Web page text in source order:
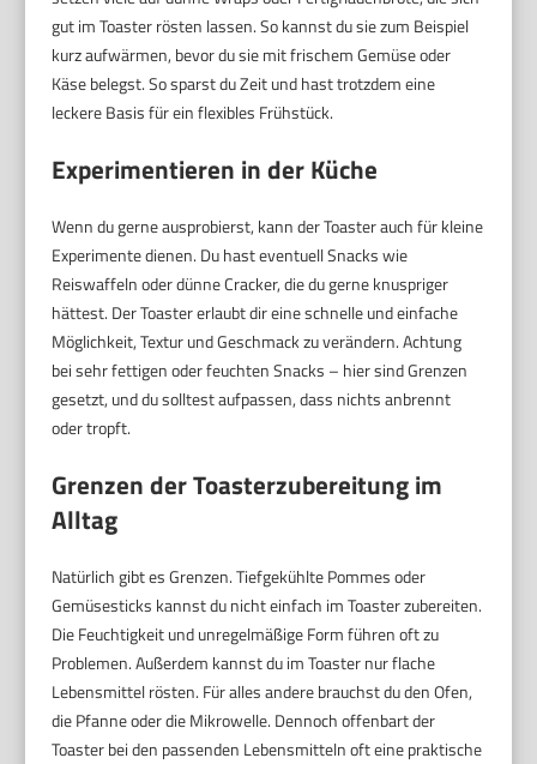
gut im Toaster rösten lassen. So kannst du sie zum Beispiel
kurz aufwärmen, bevor du sie mit frischem Gemüse oder
Käse belegst. So sparst du Zeit und hast trotzdem eine
leckere Basis für ein flexibles Frühstück.
Experimentieren in der Küche
Wenn du gerne ausprobierst, kann der Toaster auch für kleine
Experimente dienen. Du hast eventuell Snacks wie
Reiswaffeln oder dünne Cracker, die du gerne knuspriger
hättest. Der Toaster erlaubt dir eine schnelle und einfache
Möglichkeit, Textur und Geschmack zu verändern. Achtung
bei sehr fettigen oder feuchten Snacks – hier sind Grenzen
gesetzt, und du solltest aufpassen, dass nichts anbrennt
oder tropft.
Grenzen der Toasterzubereitung im
Alltag
Natürlich gibt es Grenzen. Tiefgekühlte Pommes oder
Gemüsesticks kannst du nicht einfach im Toaster zubereiten.
Die Feuchtigkeit und unregelmäßige Form führen oft zu
Problemen. Außerdem kannst du im Toaster nur flache
Lebensmittel rösten. Für alles andere brauchst du den Ofen,
die Pfanne oder die Mikrowelle. Dennoch offenbart der
Toaster bei den passenden Lebensmitteln oft eine praktische